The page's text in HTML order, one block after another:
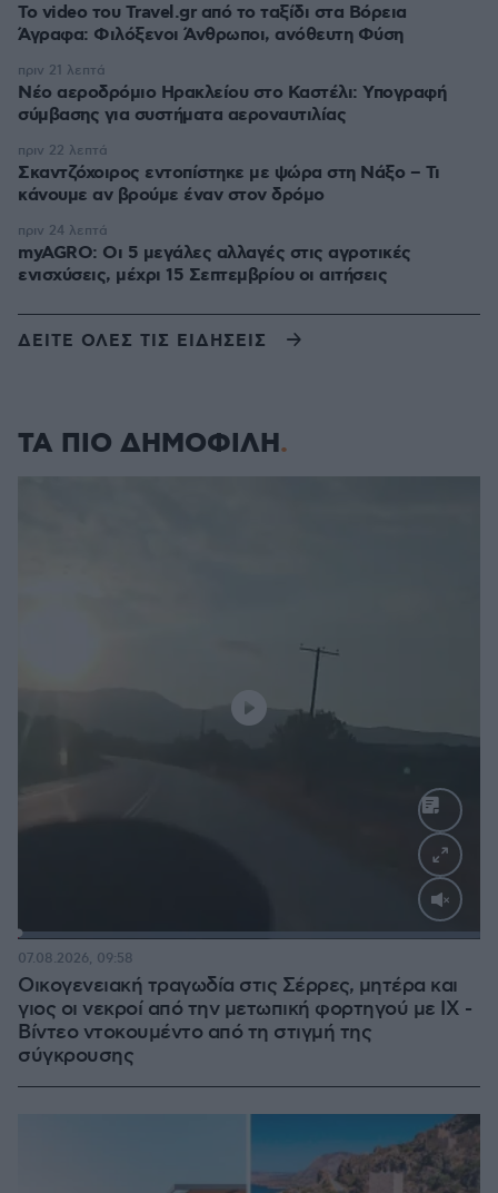
To video του Travel.gr από το ταξίδι στα Βόρεια
Άγραφα: Φιλόξενοι Άνθρωποι, ανόθευτη Φύση
Νέο αεροδρόμιο Ηρακλείου στο Καστέλι: Υπογραφή
σύμβασης για συστήματα αεροναυτιλίας
πριν 21 λεπτά
Σκαντζόχοιρος εντοπίστηκε με ψώρα στη Νάξο – Τι
κάνουμε αν βρούμε έναν στον δρόμο
πριν 22 λεπτά
myAGRO: Οι 5 μεγάλες αλλαγές στις αγροτικές
ενισχύσεις, μέχρι 15 Σεπτεμβρίου οι αιτήσεις
πριν 24 λεπτά
ΔΕΙΤΕ ΟΛΕΣ ΤΙΣ ΕΙΔΗΣΕΙΣ
ΤΑ ΠΙΟ ΔΗΜΟΦΙΛΗ
Loaded:
Οικογενειακή τραγωδία στις Σέρρες, μητέρα και
γιος οι νεκροί από την μετωπική φορτηγού με ΙΧ -
Βίντεο ντοκουμέντο από τη στιγμή της
σύγκρουσης
07.08.2026, 09:58